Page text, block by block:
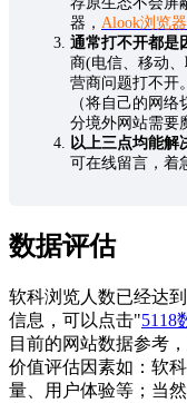
器， Alook浏览器
通常打不开都是
商(电信、移动
营商问题打不开
（将自己的网
分境外网站需要
以上三点均能解
可在线留言，着
数据评估
软科浏览人数已经达
信息，可以点击"5118
目前的网站数据参考
价值评估因素如：软
量、用户体验等；当